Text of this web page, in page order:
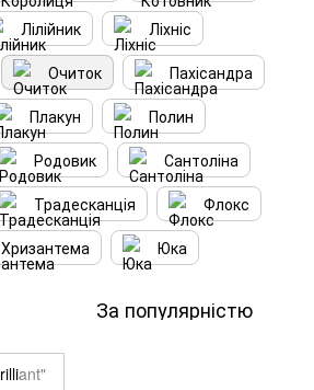
Лілійник
Ліхніс
Очиток
Пахісандра
Плакун
Полин
Родовик
Сантоліна
Традесканція
Флокс
Хризантема Юка
За популярністю